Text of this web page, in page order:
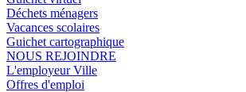
Déchets ménagers
Vacances scolaires
Guichet cartographique
NOUS REJOINDRE
L'employeur Ville
Offres d'emploi